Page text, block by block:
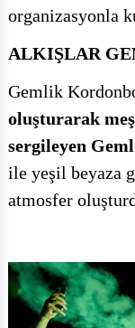
organizasyonla
ALKIŞLAR
Gemlik
oluşturarak
sergileyen
ile yeşil beyaza
atmosfer